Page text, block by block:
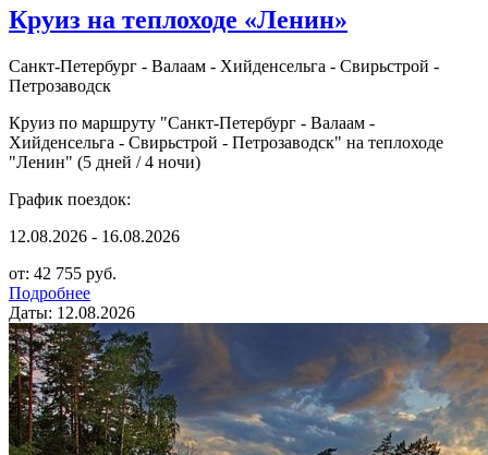
Круиз на теплоходе «Ленин»
Санкт-Петербург - Валаам - Хийденсельга - Свирьстрой -
Петрозаводск
Круиз по маршруту "Санкт-Петербург - Валаам -
Хийденсельга - Свирьстрой - Петрозаводск" на теплоходе
"Ленин" (5 дней / 4 ночи)
График поездок:
12.08.2026 - 16.08.2026
от: 42 755 руб.
Подробнее
Даты: 12.08.2026